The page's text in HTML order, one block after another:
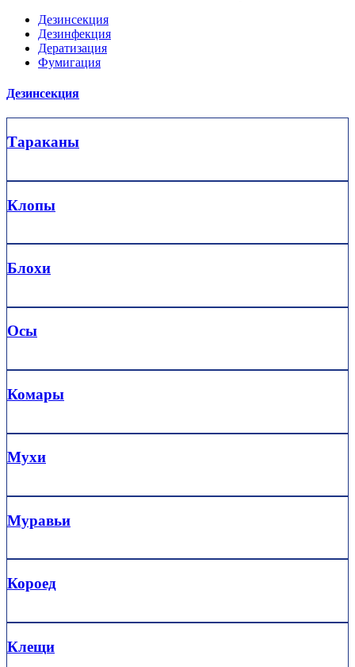
Дезинсекция
Дезинфекция
Дератизация
Фумигация
Дезинсекция
Тараканы
Клопы
Блохи
Осы
Комары
Мухи
Муравьи
Короед
Клещи